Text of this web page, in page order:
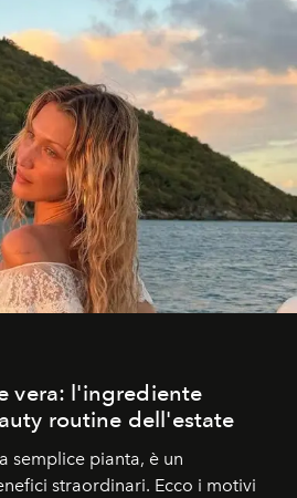
vera: l'ingrediente
routine dell'estate
semplice pianta, è un
straordinari. Ecco i motivi